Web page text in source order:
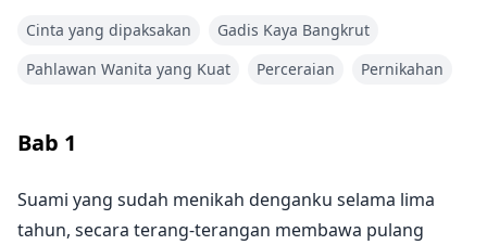
Dia melamarku, dan kuterima. Bagaimana mungkin
hanya berdasarkan uang dan seks, dan aku tidak
sudah puas hanya bisa berada di sampingnya.
Cinta yang dipaksakan
Gadis Kaya Bangkrut
Pahlawan Wanita yang Kuat
Perceraian Pernikahan
Bab 1
Suami yang sudah menikah denganku selama lima
tahun, secara terang-terangan membawa pulang